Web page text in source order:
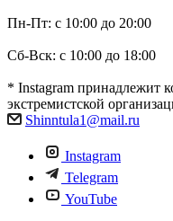
Пн-Пт: с 10:00 до 20:00
Сб-Вск: с 10:00 до 18:00
* Instagram принадлежит
экстремистской
Shinntula1@mail.ru
Instagram
Telegram
YouTube